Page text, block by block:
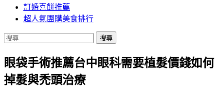
訂婚喜餅推薦
超人氣團購美食排行
搜
關
鍵
字:
眼袋手術推薦台中眼科需要植髮價錢如何
掉髮與禿頭治療